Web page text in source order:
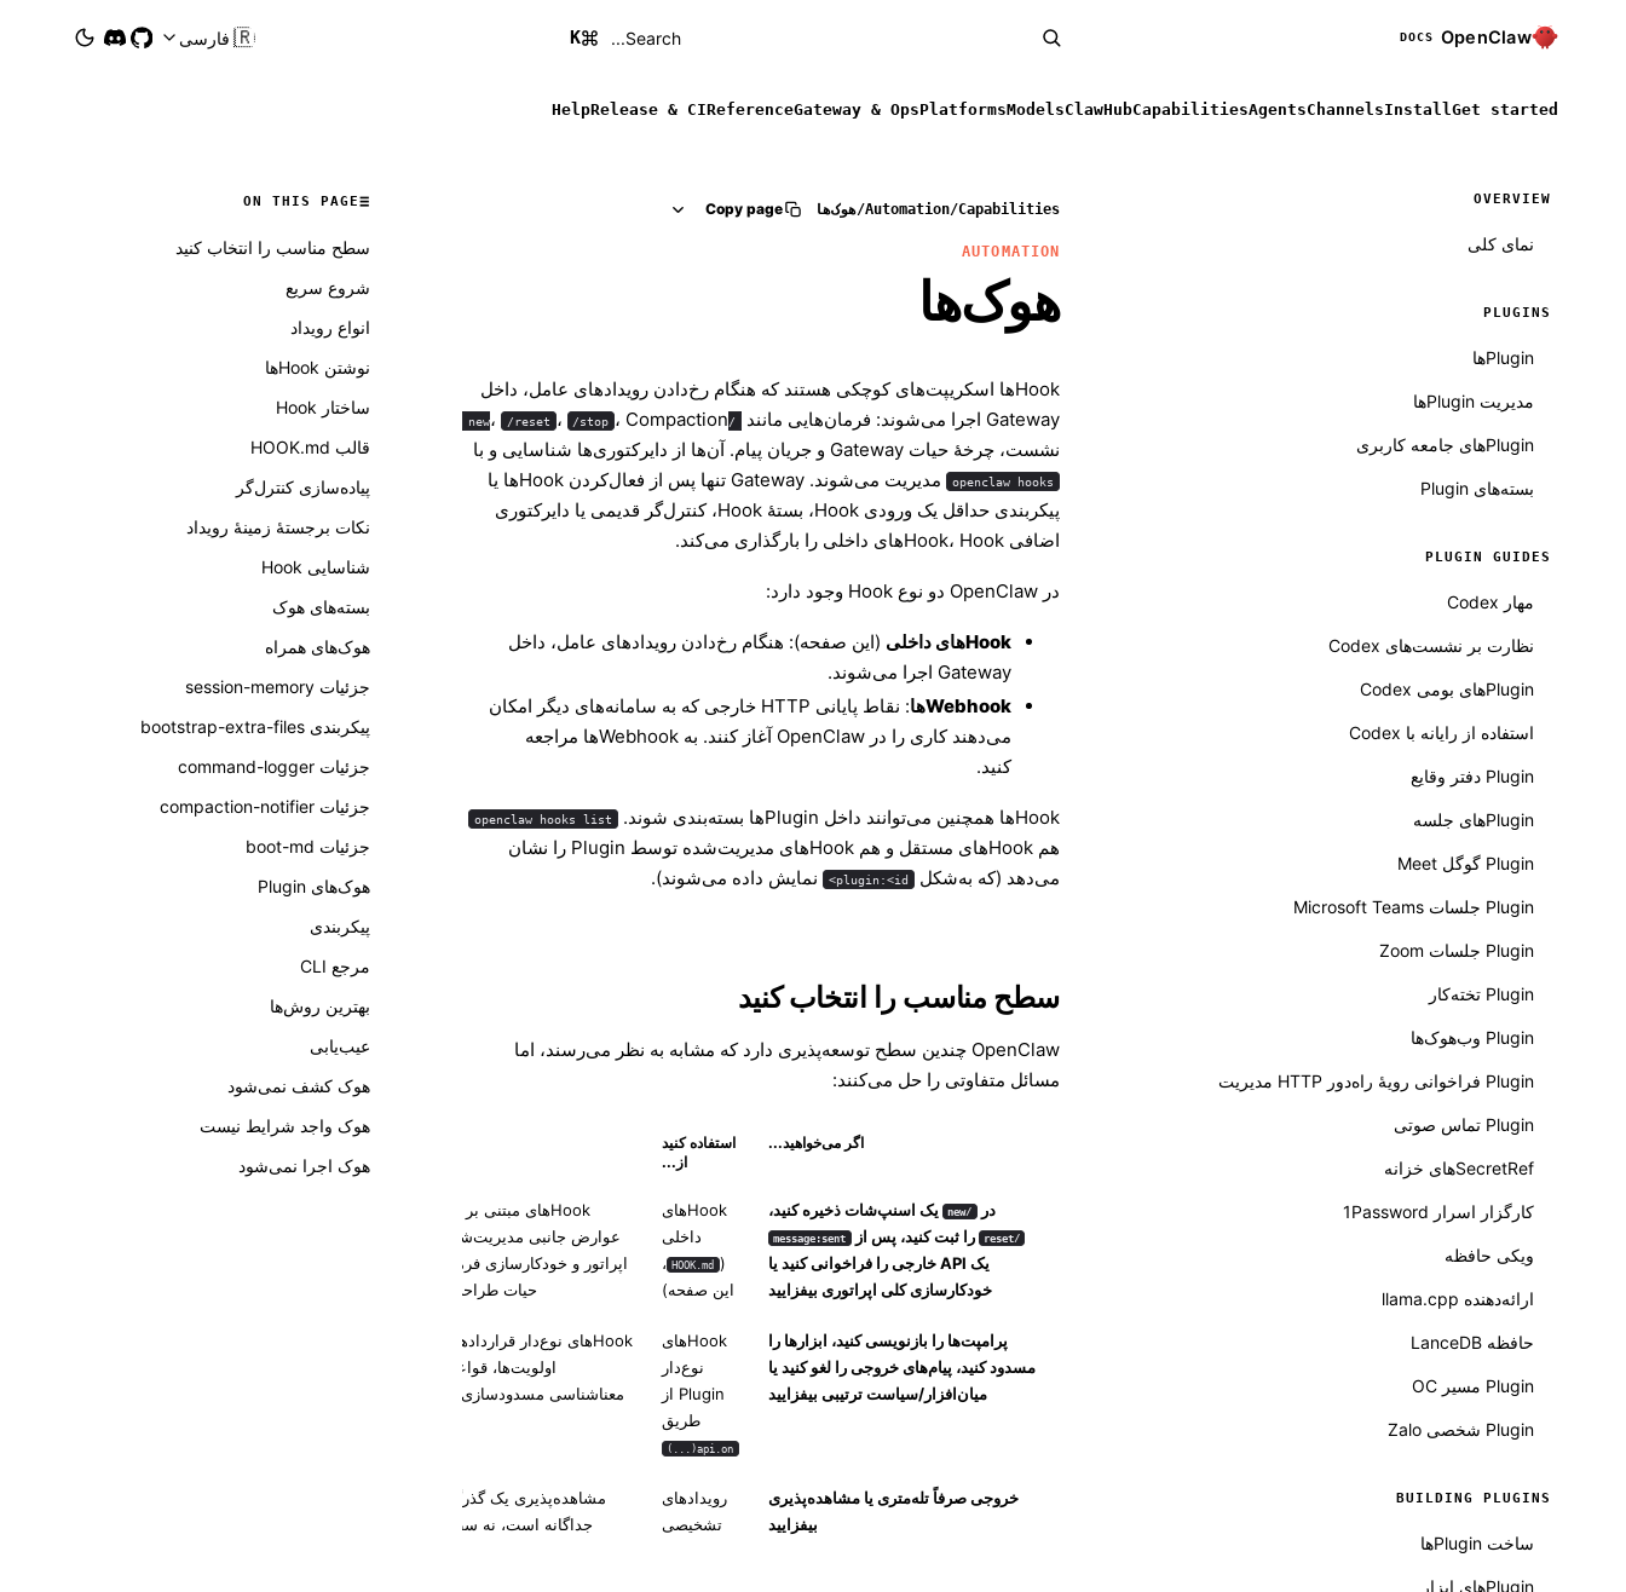
OpenClaw
DOCS
Search...
K
🇮🇷فارسی
Get started
Install
Channels
Agents
Capabilities
ClawHub
Models
Platforms
Gateway & Ops
Reference
Release & CI
Help
OVERVIEW
نمای کلی
PLUGINS
Pluginها
مدیریت Pluginها
Plugin‌های جامعه کاربری
بسته‌های Plugin
PLUGIN GUIDES
مهار Codex
نظارت بر نشست‌های Codex
Pluginهای بومی Codex
استفاده از رایانه با Codex
Plugin دفتر وقایع
Pluginهای جلسه
Plugin گوگل Meet
Plugin جلسات Microsoft Teams
Plugin جلسات Zoom
Plugin تخته‌کار
Plugin وب‌هوک‌ها
Plugin فراخوانی رویهٔ راه‌دور HTTP مدیریت
Plugin تماس صوتی
SecretRefهای خزانه
کارگزار اسرار 1Password
ویکی حافظه
ارائه‌دهنده llama.cpp
حافظه LanceDB
Plugin مسیر OC
Plugin شخصی Zalo
BUILDING PLUGINS
ساخت Pluginها
Pluginهای ابزار
Capabilities
/
Automation
/هوک‌ها Copy page
AUTOMATION
هوک‌ها
Hookها اسکریپت‌های کوچکی هستند که هنگام رخ‌دادن رویدادهای عامل، داخل
Gateway اجرا می‌شوند: فرمان‌هایی مانند
/new ، /reset ، /stop ، Compaction
نشست، چرخهٔ حیات Gateway و جریان پیام. آن‌ها از دایرکتوری‌ها شناسایی و با
openclaw hooks
مدیریت می‌شوند. Gateway تنها پس از فعال‌کردن Hookها یا
پیکربندی حداقل یک ورودی Hook، بستهٔ Hook، کنترل‌گر قدیمی یا دایرکتوری
اضافی Hook، Hookهای داخلی را بارگذاری می‌کند.
در OpenClaw دو نوع Hook وجود دارد:
Hookهای داخلی
(این صفحه): هنگام رخ‌دادن رویدادهای عامل، داخل
Gateway اجرا می‌شوند.
Webhookها
: نقاط پایانی HTTP خارجی که به سامانه‌های دیگر امکان
می‌دهند کاری را در OpenClaw آغاز کنند. به
Webhookها
مراجعه
کنید.
Hookها همچنین می‌توانند داخل Pluginها بسته‌بندی شوند. openclaw hooks list
هم Hookهای مستقل و هم Hookهای مدیریت‌شده توسط Plugin را نشان
می‌دهد (که به‌شکل
plugin:<id> نمایش داده می‌شوند).
سطح مناسب را انتخاب کنید
OpenClaw چندین سطح توسعه‌پذیری دارد که مشابه به نظر می‌رسند، اما
مسائل متفاوتی را حل می‌کنند:
اگر می‌خواهید...
استفاده کنید
از...
در /new یک اسنپ‌شات ذخیره کنید،
/reset را ثبت کنید، پس از message:sent
یک API خارجی را فراخوانی کنید یا
خودکارسازی کلی اپراتوری بیفزایید
Hookهای
داخلی
(
HOOK.md ،
این صفحه)
Hookهای مبتنی بر فایل برای
عوارض جانبی مدیریت‌شده توسط
اپراتور و خودکارسازی فرمان/چرخهٔ
حیات طراحی شده‌اند
پرامپت‌ها را بازنویسی کنید، ابزارها را
مسدود کنید، پیام‌های خروجی را لغو کنید یا
میان‌افزار/سیاست ترتیبی بیفزایید
Hookهای
نوع‌دار
Plugin از
طریق
api.on(...)
Hookهای نوع‌دار قراردادهای صریح،
اولویت‌ها، قواعد ادغام و
معناشناسی مسدودسازی/لغو دارند
خروجی صرفاً تله‌متری یا مشاهده‌پذیری
بیفزایید
رویدادهای
تشخیصی
مشاهده‌پذیری یک گذرگاه رویداد
ON THIS PAGE
سطح مناسب را انتخاب کنید
شروع سریع
انواع رویداد
نوشتن Hookها
ساختار Hook
قالب HOOK.md
پیاده‌سازی کنترل‌گر
نکات برجستهٔ زمینهٔ رویداد
شناسایی Hook
بسته‌های هوک
هوک‌های همراه
جزئیات session-memory
پیکربندی bootstrap-extra-files
جزئیات command-logger
جزئیات compaction-notifier
جزئیات boot-md
هوک‌های Plugin
پیکربندی
مرجع CLI
بهترین روش‌ها
عیب‌یابی
هوک کشف نمی‌شود
هوک واجد شرایط نیست
هوک اجرا نمی‌شود